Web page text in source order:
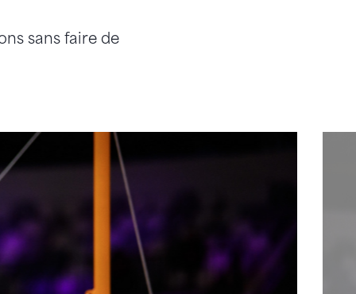
sans faire de